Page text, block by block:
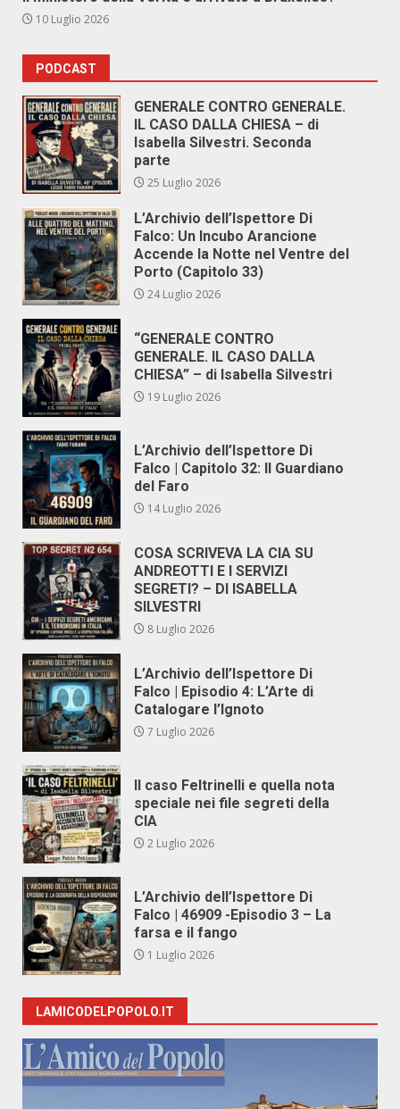
10 Luglio 2026
PODCAST
GENERALE CONTRO GENERALE.
IL CASO DALLA CHIESA – di
Isabella Silvestri. Seconda
parte
25 Luglio 2026
L’Archivio dell’Ispettore Di
Falco: Un Incubo Arancione
Accende la Notte nel Ventre del
Porto (Capitolo 33)
24 Luglio 2026
“GENERALE CONTRO
GENERALE. IL CASO DALLA
CHIESA” – di Isabella Silvestri
19 Luglio 2026
L’Archivio dell’Ispettore Di
Falco | Capitolo 32: Il Guardiano
del Faro
14 Luglio 2026
COSA SCRIVEVA LA CIA SU
ANDREOTTI E I SERVIZI
SEGRETI? – DI ISABELLA
SILVESTRI
8 Luglio 2026
L’Archivio dell’Ispettore Di
Falco | Episodio 4: L’Arte di
Catalogare l’Ignoto
7 Luglio 2026
Il caso Feltrinelli e quella nota
speciale nei file segreti della
CIA
2 Luglio 2026
L’Archivio dell’Ispettore Di
Falco | 46909 -Episodio 3 – La
farsa e il fango
1 Luglio 2026
LAMICODELPOPOLO.IT